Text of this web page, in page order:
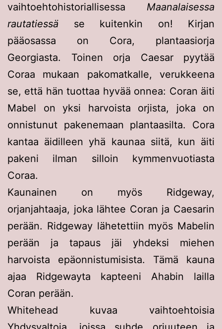
vaihtoehtohistoriallisessa Maanalaisessa
rautatiessä se kuitenkin on! Kirjan
pääosassa on Cora, plantaasiorja
Georgiasta. Toinen orja Caesar pyytää
Coraa mukaan pakomatkalle, verukkeena
se, että hän tuottaa hyvää onnea: Coran äiti
Mabel on yksi harvoista orjista, joka on
onnistunut pakenemaan plantaasilta. Cora
kantaa äidilleen yhä kaunaa siitä, kun äiti
pakeni ilman silloin kymmenvuotiasta
Coraa.
Kaunainen on myös Ridgeway,
orjanjahtaaja, joka lähtee Coran ja Caesarin
perään. Ridgeway lähetettiin myös Mabelin
perään ja tapaus jäi yhdeksi miehen
harvoista epäonnistumisista. Tämä kauna
ajaa Ridgewayta kapteeni Ahabin lailla
Coran perään.
Whitehead kuvaa vaihtoehtoisia